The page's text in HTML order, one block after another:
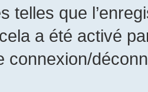
telles que
a été activé
connexion/